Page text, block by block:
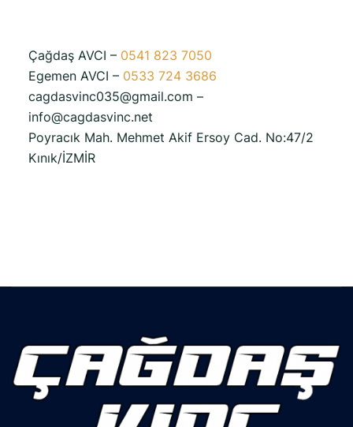
Çağdaş AVCI – 0541 823 7050
Egemen AVCI – 0533 724 3686
cagdasvinc035@gmail.com –
info@cagdasvinc.net
Poyracık Mah. Mehmet Akif Ersoy Cad. No:47/2
Kınık/İZMİR